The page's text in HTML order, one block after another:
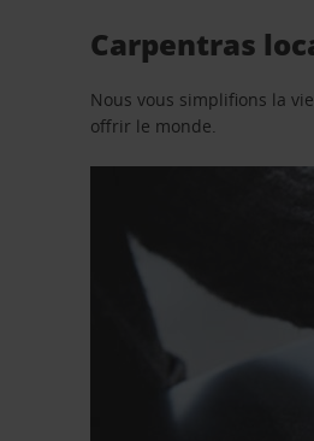
Carpentras
Nous vous simplifions la
offrir le monde.